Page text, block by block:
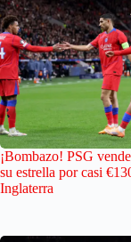
¡Bombazo! PSG
su estrella por casi
Inglaterra